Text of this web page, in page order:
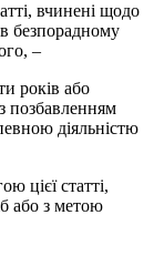
вчинені щодо
безпорадному
–
років або
позбавленням
діяльністю
цієї статті,
або з метою